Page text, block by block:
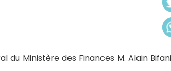
du Ministère des Finances M. Alain